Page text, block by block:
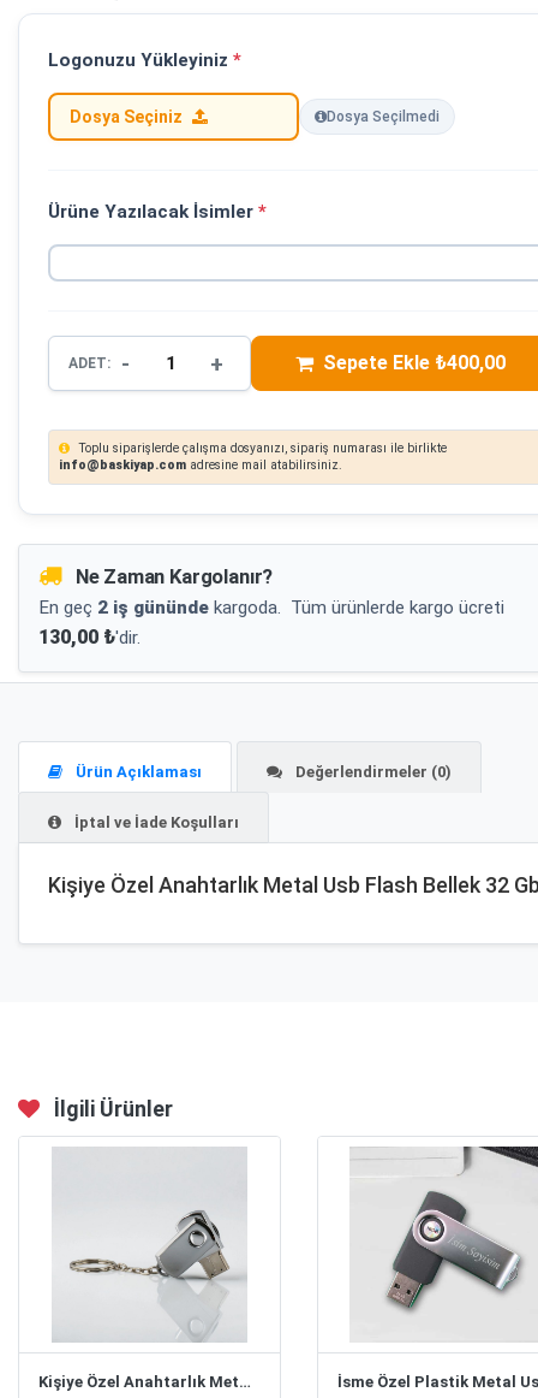
Logonuzu Yükleyiniz *
Dosya Seçiniz Dosya Seçilmedi
Ürüne Yazılacak İsimler *
ADET: - + Sepete Ekle ₺400,00
Toplu siparişlerde çalışma dosyanızı, sipariş numarası ile birlikte
info@baskiyap.com adresine mail atabilirsiniz.
Ne Zaman Kargolanır?
En geç 2 iş gününde kargoda. Tüm ürünlerde kargo ücreti
130,00 ₺'dir.
Ürün Açıklaması Değerlendirmeler (0)
İptal ve İade Koşulları
Kişiye Özel Anahtarlık Metal Usb Flash Bellek 32
İlgili Ürünler
Kişiye Özel Anahtarlık Metal Usb Flash Bellek 32 Gb